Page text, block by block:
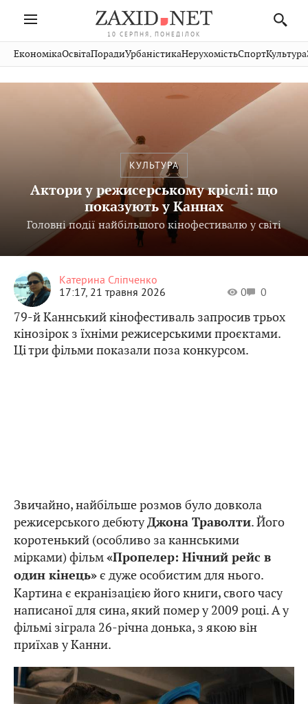
10 СЕРПНЯ, ПОНЕДІЛОК
Івано-
Франківськ
Тернопіль
Рівне
Львів
Чернівці
Шептицький
Стрий
Хмельницький
Вінниця
Публікації
Авто СловкоКультура
Кіно
Краєзнавство
ОсвітаНерухомість
ЕкономікаОсвітаПорадиУрбаністикаНерухомістьСпортКультура
КУЛЬТУРА
Актори у режисерському кріслі: що
показують у Каннах
Головні події найбільшого кінофестивалю у світі
Катерина Сліпченко
17:17, 21 травня 2026
0 0
79-й Каннський кінофестиваль запросив трьох
кінозірок з їхніми режисерськими проєктами.
Ці три фільми показали поза конкурсом.
Звичайно, найбільше розмов було довкола
режисерського дебютуДжона Траволти. Його
коротенький (особливо за каннськими
мірками) фільм«Пропелер: Нічний рейс в
один кінець»є дуже особистим для нього.
Картина є екранізацією його книги, свого часу
написаної для сина, який помер у 2009 році. А у
фільмі зіграла 26-річна донька, з якою він
приїхав у Канни.